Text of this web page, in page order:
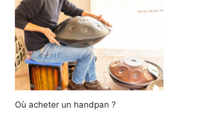
Où acheter un handpan ?